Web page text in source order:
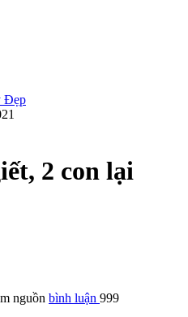
Đẹp
2 con lại
nguồn bình luận 999